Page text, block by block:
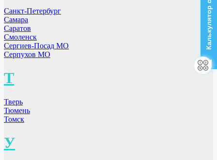
Санкт-Петербург
Самара
Саратов
Смоленск
Сергиев-Посад МО
Серпухов МО
Т
Тверь
Тюмень
Томск
У